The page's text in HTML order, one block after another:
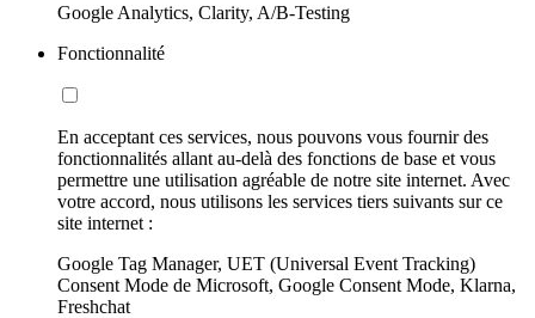
Google Analytics, Clarity, A/B-Testing
Fonctionnalité
En acceptant ces services, nous pouvons vous fournir des
fonctionnalités allant au-delà des fonctions de base et vous
permettre une utilisation agréable de notre site internet. Avec
votre accord, nous utilisons les services tiers suivants sur ce
site internet :
Google Tag Manager, UET (Universal Event Tracking)
Consent Mode de Microsoft, Google Consent Mode, Klarna,
Freshchat